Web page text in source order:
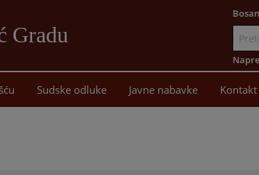
Gradu
sadržaj
Sudske odluke Javne nabavke Kontakt